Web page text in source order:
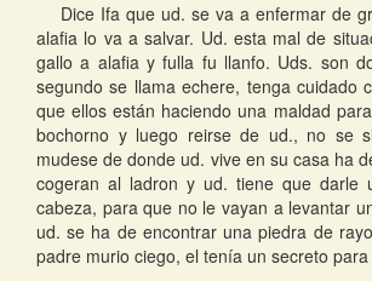
Dice Ifa que ud. se va a enfermar de
alafia lo va a salvar. Ud. esta mal de
gallo a alafia y fulla fu llanfo. Uds. son
segundo se llama echere, tenga cuidado
que ellos están haciendo una maldad
bochorno y luego reirse de ud., no se
mudese de donde ud. vive en su casa ha
cogeran al ladron y ud. tiene que darle
cabeza, para que no le vayan a levantar
ud. se ha de encontrar una piedra de
padre murio ciego, el tenía un secreto para